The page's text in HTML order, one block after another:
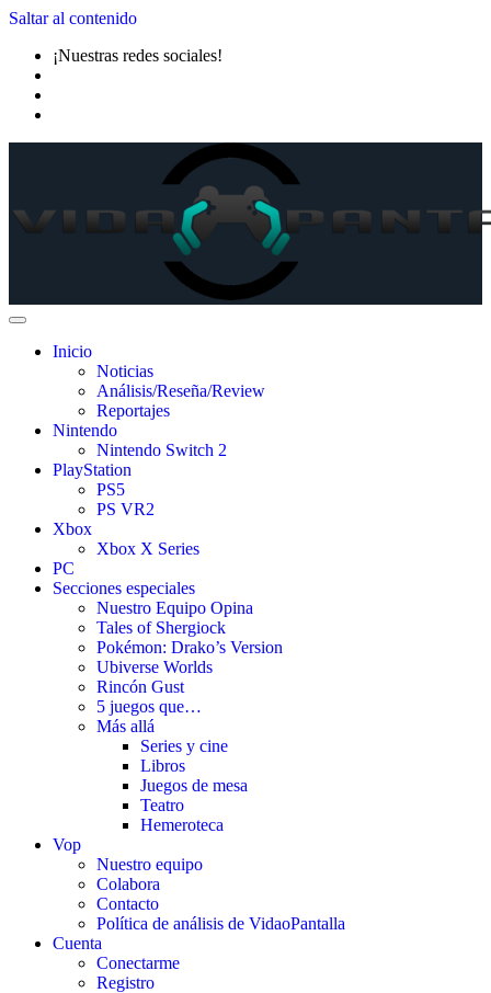
Saltar al contenido
¡Nuestras redes sociales!
Inicio
Noticias
Análisis/Reseña/Review
Reportajes
Nintendo
Nintendo Switch 2
PlayStation
PS5
PS VR2
Xbox
Xbox X Series
PC
Secciones especiales
Nuestro Equipo Opina
Tales of Shergiock
Pokémon: Drako’s Version
Ubiverse Worlds
Rincón Gust
5 juegos que…
Más allá
Series y cine
Libros
Juegos de mesa
Teatro
Hemeroteca
Vop
Nuestro equipo
Colabora
Contacto
Política de análisis de VidaoPantalla
Cuenta
Conectarme
Registro